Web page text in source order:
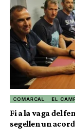
COMARCAL EL
Fi a la vaga del
segellen un